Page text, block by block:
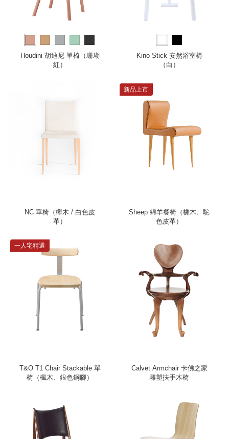
Houdini 胡迪尼 單椅（珊瑚
紅）
Kino Stick 安然浴室椅
（白）
NC 單椅（櫸木 / 白色皮
革）
新品上市
Sheep 綿羊餐椅（橡木、駝
色皮革）
一人宅精選
T&O T1 Chair Stackable 單
椅（楓木、銀色鋼腳）
Calvet Armchair 卡佛之家
雕塑扶手木椅